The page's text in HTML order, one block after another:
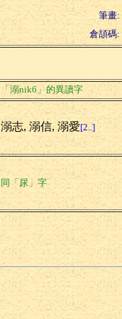
筆畫:
倉頡碼:
「溺nik6」的異讀字
溺志, 溺信, 溺愛[2..]
同「尿」字